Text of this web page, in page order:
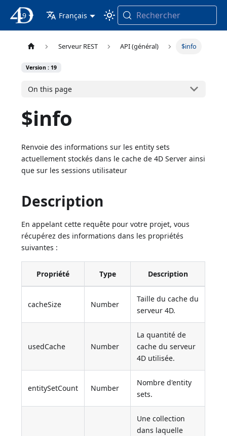
4D Documentation
19 Français Rechercher
Serveur REST API (général) $info
Version : 19
On this page
$info
Renvoie des informations sur les entity sets
actuellement stockés dans le cache de 4D Server ainsi
que sur les sessions utilisateur
Description
En appelant cette requête pour votre projet, vous
récupérez des informations dans les propriétés
suivantes :
Propriété Type Description
cacheSize Number
Taille du cache du
serveur 4D.
usedCache Number
La quantité de
cache du serveur
4D utilisée.
entitySetCount Number
Nombre d'entity
sets.
Une collection
dans laquelle